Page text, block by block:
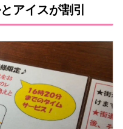
アイスが割引